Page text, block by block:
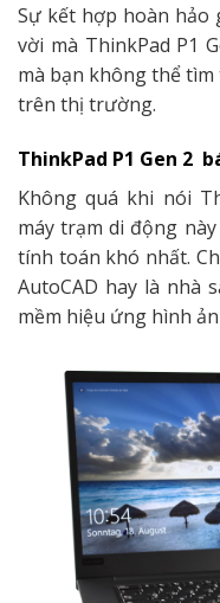
Sự kết hợp hoàn hảo
vời mà ThinkPad P1
mà bạn không thể
trên thị trường.
ThinkPad P1 Gen 2
Không quá khi nói
máy trạm di động
tính toán khó nhất.
AutoCAD hay là nhà
mềm hiệu ứng hình